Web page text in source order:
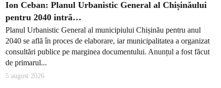
Ion Ceban: Planul Urbanistic General al Chișinăului
pentru 2040 intră…
Planul Urbanistic General al municipiului Chișinău pentru anul
2040 se află în proces de elaborare, iar municipalitatea a organizat
consultări publice pe marginea documentului. Anunțul a fost făcut
de primarul...
5 august 2026